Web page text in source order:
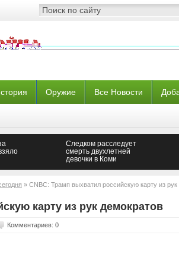
Оружие Все Новости
Следком расследует
смерть двухлетней
девочки в Коми
» CNBC: Трамп выхватил российскую карту из рук
карту из рук демократов
Комментариев: 0